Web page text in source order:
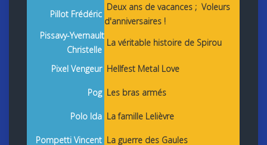
Pillot Frédéric
Deux ans de vacances ; Voleurs
d'anniversaires !
Pissavy-Yvernault
Christelle
La véritable histoire de Spirou
Pixel Vengeur Hellfest Metal Love
Pog Les bras armés
Polo Ida La famille Lelièvre
Pompetti Vincent La guerre des Gaules